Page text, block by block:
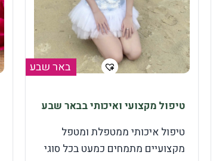
באר שבע
טיפול מקצועי ואיכותי בבאר שבע
טיפול איכותי ממטפלת ומטפל
מקצועיים מתמחים כמעט בכל סוגי